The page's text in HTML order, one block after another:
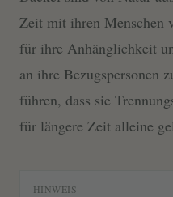
Zeit mit ihren Menschen
für ihre Anhänglichkeit
an ihre Bezugspersonen
führen, dass sie
für längere Zeit alleine
HINWEIS